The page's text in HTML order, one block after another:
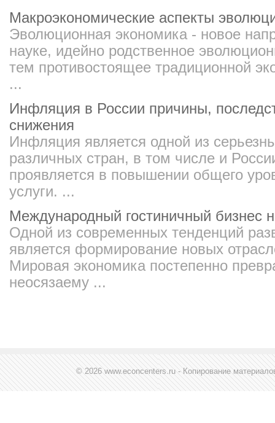
Макроэкономические аспекты
Эволюционная экономика - новое
науке, идейно родственное
тем противостоящее традиционной
...
Инфляция в России причины,
снижения
Инфляция является одной из
различных стран, в том числе и
проявляется в повышении общего
услуги. ...
Международный гостиничный бизнес
Одной из современных тенденций
является формирование новых
Мировая экономика постепенно
неосязаему ...
© 2026 www.econcenters.ru - Копирование